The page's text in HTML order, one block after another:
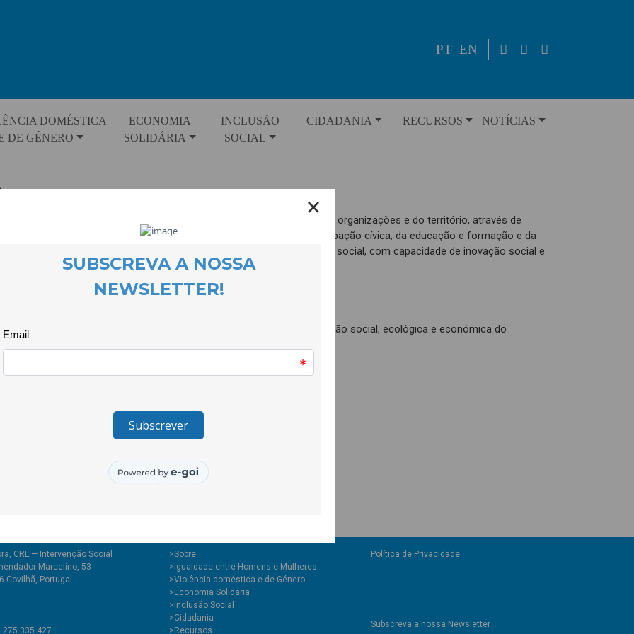
PT EN
DOMÉSTICA
DE GÉNERO
ECONOMIA
SOLIDÁRIA
INCLUSÃO
SOCIAL
CIDADANIA RECURSOS NOTÍCIAS
da CooLabora é contribuir para o desenvolvimento das pessoas, das organizações e do território, através de
inovadoras de promoção da igualdade de oportunidades, da participação cívica, da educação e formação e da
social. Ambiciona ser uma organização promotora da transformação social, com capacidade de inovação social e
marcadas pela qualidade e por princípios éticos.
a construção de uma cidadania comprometida com a transformação social, ecológica e económica do
em parceria com outras redes e organizações.
CRL — Intervenção Social
Marcelino, 53
Covilhã, Portugal
335 427
>Sobre
>Igualdade entre Homens e Mulheres
>Violência doméstica e de Género
>Economia Solidária
>Inclusão Social
>Cidadania
>Recursos
Política de Privacidade
Subscreva a nossa Newsletter